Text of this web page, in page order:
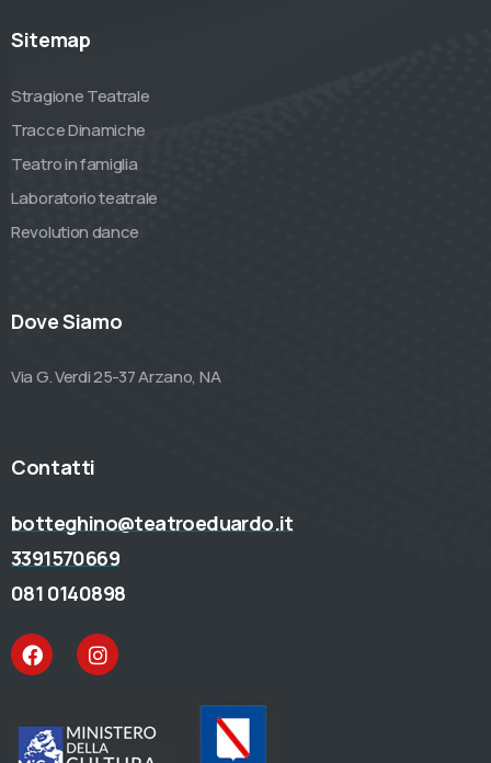
Sitemap
Stragione Teatrale
Tracce Dinamiche
Teatro in famiglia
Laboratorio teatrale
Revolution dance
Dove Siamo
Via G. Verdi 25-37 Arzano, NA
Contatti
botteghino@teatroeduardo.it
3391570669
081 0140898